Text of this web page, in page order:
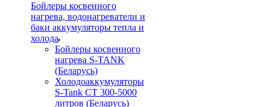
Бойлеры косвенного
нагрева, водонагреватели и
баки аккумуляторы тепла и
холода
Бойлеры косвенного
нагрева S-TANK
(Беларусь)
Холодоаккумуляторы
S-Tank СТ 300-5000
литров (Беларусь)